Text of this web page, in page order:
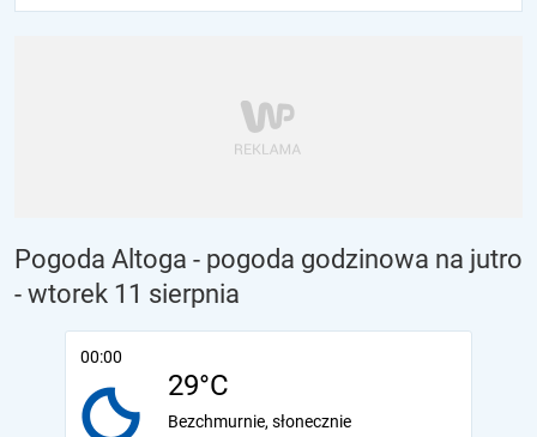
Pogoda Altoga - pogoda godzinowa na jutro
- wtorek 11 sierpnia
00:00
29°C
Bezchmurnie, słonecznie